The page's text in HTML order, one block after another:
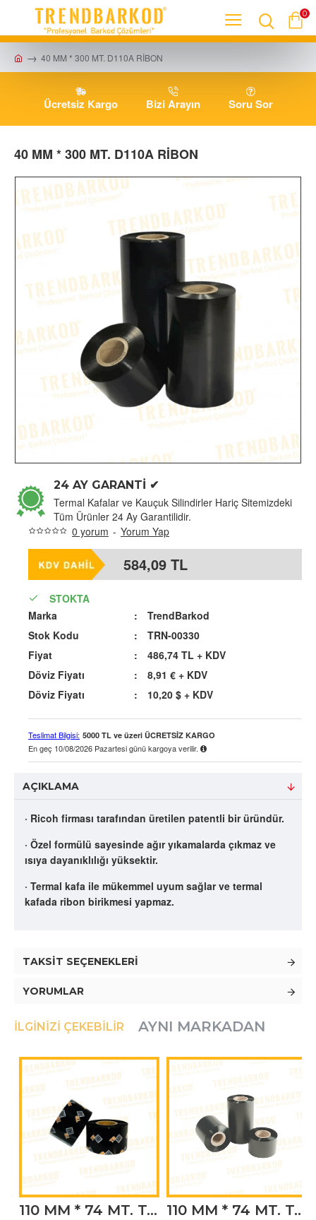
0
40 MM * 300 MT. D110A RİBON
Ücretsiz Kargo Bizi Arayın Soru Sor
40 MM * 300 MT. D110A RİBON
24 AY GARANTİ ✔
Termal Kafalar ve Kauçuk Silindirler Hariç Sitemizdeki
Tüm Ürünler 24 Ay Garantilidir.
STOKTA
Marka
:
TrendBarkod
Stok Kodu
:
TRN-00330
Fiyat
: 486,74 TL + KDV
Döviz Fiyatı
: 8,91 € + KDV
Döviz Fiyatı
: 10,20 $ + KDV
0 yorum - Yorum Yap
584,09 TL
Teslimat Bilgisi: 5000 TL ve üzeri ÜCRETSİZ KARGO
En geç 10/08/2026 Pazartesigünü kargoya verilir.
AÇIKLAMA
· Ricoh firması tarafından üretilen patentli bir üründür.
· Özel formülü sayesinde ağır yıkamalarda çıkmaz ve
ısıya dayanıklılığı yüksektir.
· Termal kafa ile mükemmel uyum sağlar ve termal
kafada ribon birikmesi yapmaz.
TAKSIT SEÇENEKLERI
YORUMLAR
İLGINIZI ÇEKEBILIR AYNI MARKADAN
110 MM * 74 MT. T-40 TEKSTİL RESIN RIBON 110 MM * 74 MT. T-70 RESIN RIBON